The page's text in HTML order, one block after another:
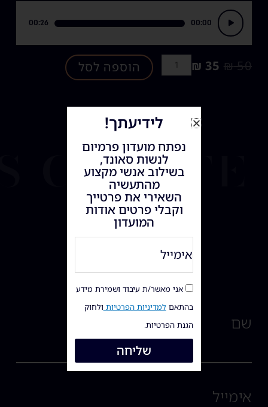
נגן
אודיו
00:00
00:26
₪50
₪ 35 הוספה לסל
שם
אימייל
לידיעתך!
נפתח מועדון פרמיום
לנשות סאונד,
בשילוב אנשי מקצוע
מהתעשיה
השאירי את פרטייך
וקבלי פרטים אודות
המועדון
אני מאשר/ת עיבוד ושמירת מידע
בהתאםלמדיניות הפרטיות ולחוק
הגנת הפרטיות.
שליחה